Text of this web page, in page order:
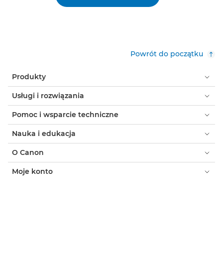
Powrót do początku
Produkty
Usługi i rozwiązania
Pomoc i wsparcie techniczne
Nauka i edukacja
O Canon
Moje konto